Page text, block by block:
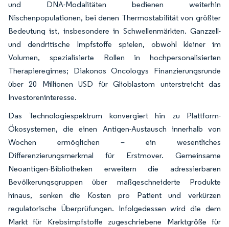
und DNA-Modalitäten bedienen weiterhin
Nischenpopulationen, bei denen Thermostabilität von größter
Bedeutung ist, insbesondere in Schwellenmärkten. Ganzzell-
und dendritische Impfstoffe spielen, obwohl kleiner im
Volumen, spezialisierte Rollen in hochpersonalisierten
Therapieregimes; Diakonos Oncologys Finanzierungsrunde
über 20 Millionen USD für Glioblastom unterstreicht das
Investoreninteresse.
Das Technologiespektrum konvergiert hin zu Plattform-
Ökosystemen, die einen Antigen-Austausch innerhalb von
Wochen ermöglichen – ein wesentliches
Differenzierungsmerkmal für Erstmover. Gemeinsame
Neoantigen-Bibliotheken erweitern die adressierbaren
Bevölkerungsgruppen über maßgeschneiderte Produkte
hinaus, senken die Kosten pro Patient und verkürzen
regulatorische Überprüfungen. Infolgedessen wird die dem
Markt für Krebsimpfstoffe zugeschriebene Marktgröße für